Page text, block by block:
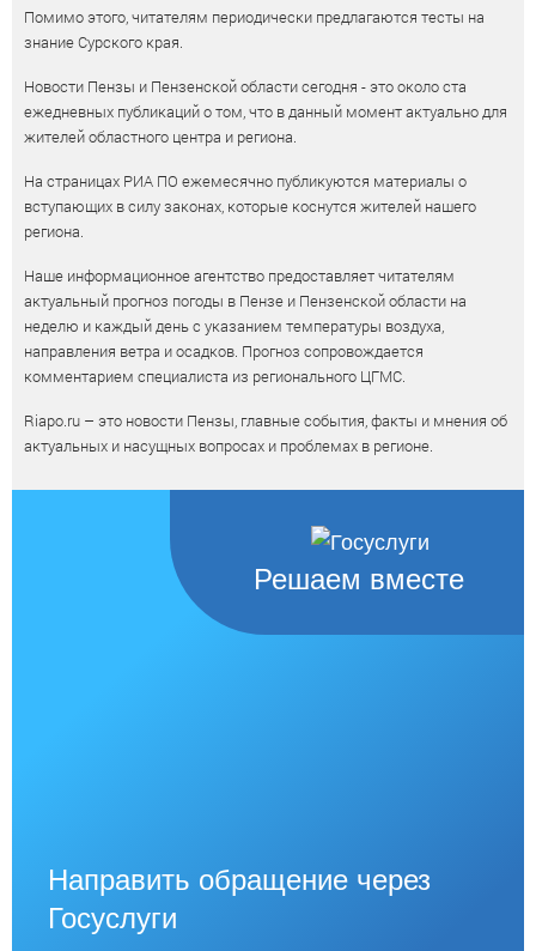
Помимо этого, читателям периодически предлагаются тесты на
знание Сурского края.
Новости Пензы и Пензенской области сегодня - это около ста
ежедневных публикаций о том, что в данный момент актуально для
жителей областного центра и региона.
На страницах РИА ПО ежемесячно публикуются материалы о
вступающих в силу законах, которые коснутся жителей нашего
региона.
Наше информационное агентство предоставляет читателям
актуальный прогноз погоды в Пензе и Пензенской области на
неделю и каждый день с указанием температуры воздуха,
направления ветра и осадков. Прогноз сопровождается
комментарием специалиста из регионального ЦГМС.
Riapo.ru – это новости Пензы, главные события, факты и мнения об
актуальных и насущных вопросах и проблемах в регионе.
Решаем вместе
Направить обращение через
Госуслуги